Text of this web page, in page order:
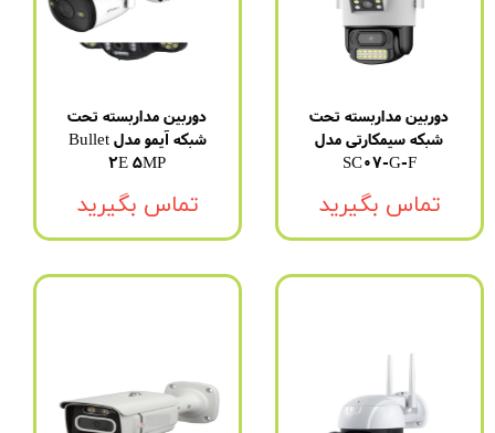
دوربین مداربسته تحت
شبکه سیمکارتی مدل
SC07-G-F
تماس بگیرید
دوربین مداربسته تحت
شبکه آیمو مدل Bullet
2E 5MP
تماس بگیرید